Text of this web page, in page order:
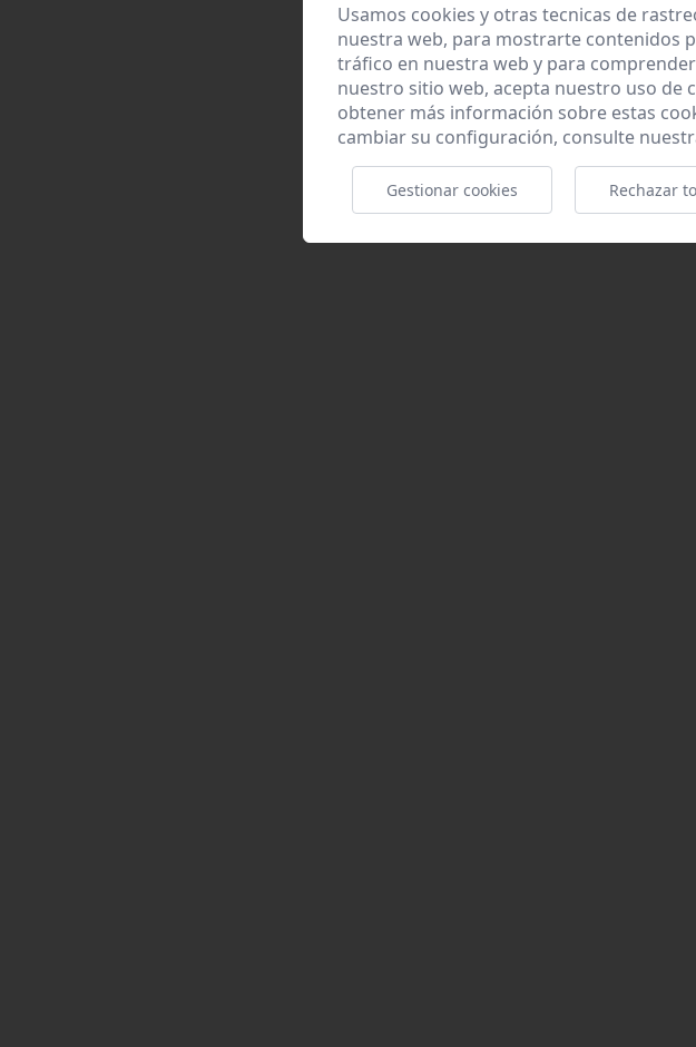
Usamos cookies y otras tecnicas de
nuestra web, para mostrarte contenidos
tráfico en nuestra web y para
nuestro sitio web, acepta nuestro uso de
obtener más información sobre estas
cambiar su configuración, consulte
Gestionar cookies Rechazar